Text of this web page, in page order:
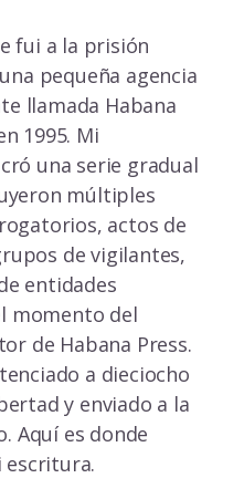
fui a la prisión
pequeña agencia
llamada Habana
1995. Mi
una serie gradual
múltiples
actos de
de vigilantes,
entidades
momento del
de Habana Press.
a dieciocho
y enviado a la
Aquí es donde
escritura.